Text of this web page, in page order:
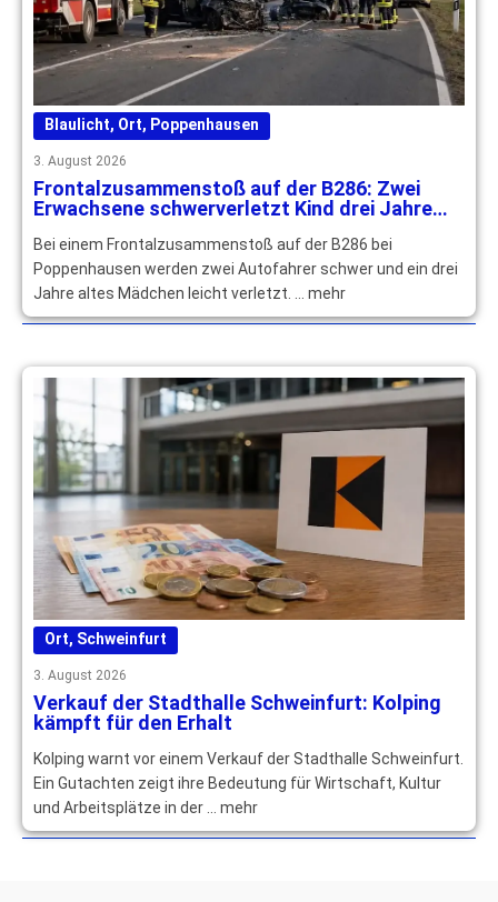
Blaulicht, Ort, Poppenhausen
3. August 2026
Frontalzusammenstoß auf der B286: Zwei
Erwachsene schwerverletzt Kind drei Jahre
Bei einem Frontalzusammenstoß auf der B286 bei
Poppenhausen werden zwei Autofahrer schwer und ein drei
Jahre altes Mädchen leicht verletzt. … mehr
Ort, Schweinfurt
3. August 2026
Verkauf der Stadthalle Schweinfurt: Kolping
kämpft für den Erhalt
Kolping warnt vor einem Verkauf der Stadthalle Schweinfurt.
Ein Gutachten zeigt ihre Bedeutung für Wirtschaft, Kultur
und Arbeitsplätze in der … mehr